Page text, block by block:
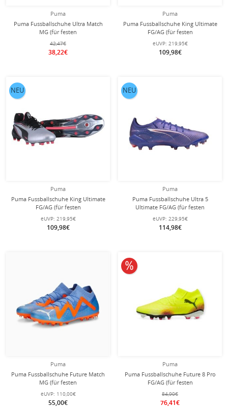
Puma
Puma Fussballschuhe Ultra Match
MG (für festen
Boden/Kunstoberflächen) blau/grün
Herren
42,47€
38,22€
Puma
Puma Fussballschuhe King Ultimate
FG/AG (für festen
Boden/Kunstoberflächen) 2025 rot
Herren
eUVP: 219,95€
109,98€
Puma
Puma Fussballschuhe King Ultimate
FG/AG (für festen
Boden/Kunstoberflächen) 2025
silber/schwarz Herren
eUVP: 219,95€
109,98€
NEU
Puma
Puma Fussballschuhe Ultra 5
Ultimate FG/AG (für festen
Boden/Kunstoberflächen)
violett/blau Herren
eUVP: 229,95€
114,98€
NEU
Puma
Puma Fussballschuhe Future Match
MG (für festen
Boden/Kunstoberflächen)
blau/orange Herren
eUVP: 110,00€
55,00€
Puma
Puma Fussballschuhe Future 8 Pro
FG/AG (für festen
Boden/Kunstoberflächen) gelb
Herren
84,90€
76,41€
10% reduziert